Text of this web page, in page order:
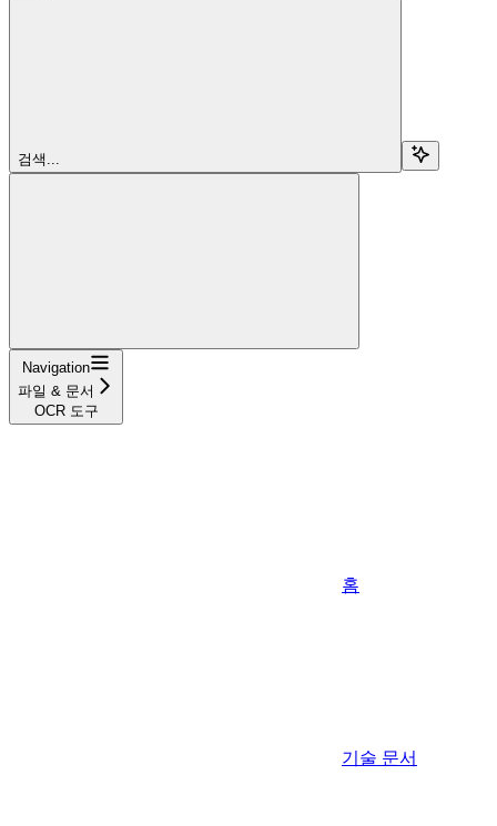
검색...
Navigation
파일 & 문서
OCR 도구
홈
기술 문서